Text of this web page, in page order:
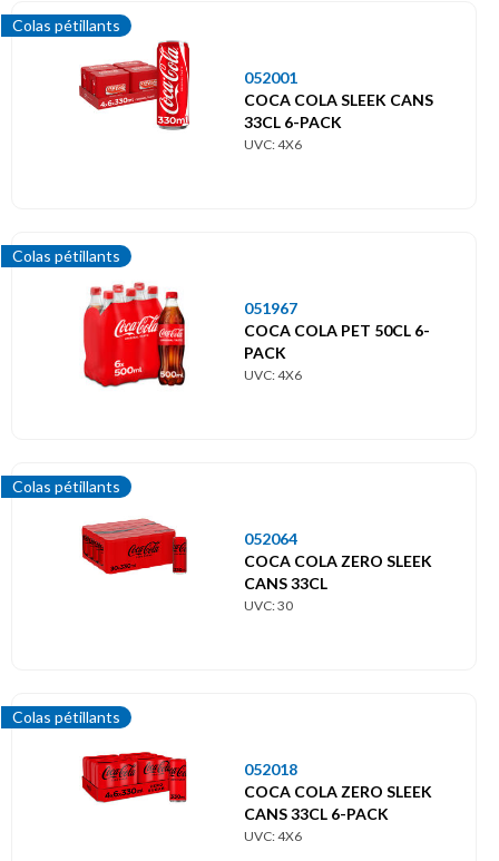
Colas pétillants
052001
COCA COLA SLEEK CANS
33CL 6-PACK
UVC: 4X6
Colas pétillants
051967
COCA COLA PET 50CL 6-
PACK
UVC: 4X6
Colas pétillants
052064
COCA COLA ZERO SLEEK
CANS 33CL
UVC: 30
Colas pétillants
052018
COCA COLA ZERO SLEEK
CANS 33CL 6-PACK
UVC: 4X6